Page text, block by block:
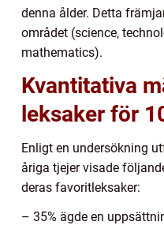
denna ålder. Detta
området (science,
mathematics).
Kvantitativa
leksaker för
Enligt en undersökning
åriga tjejer visade
deras favoritleksaker:
– 35% ägde en